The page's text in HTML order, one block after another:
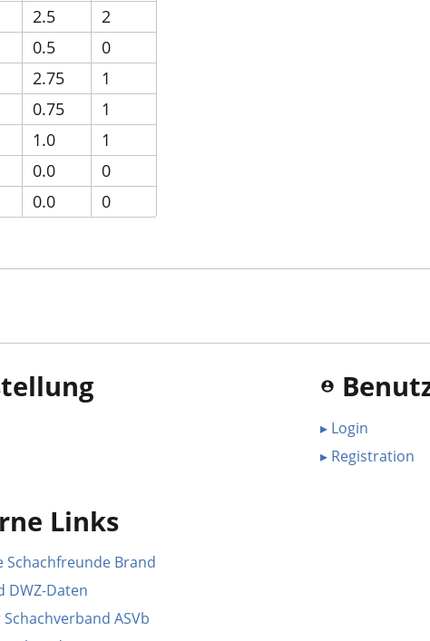
2.5
2
0.5
0
2.75
1
0.75
1
1.0
1
0.0
0
0.0 0
Links
Schachfreunde Brand
DWZ-Daten
ASVb
▸ Login
▸ Registration